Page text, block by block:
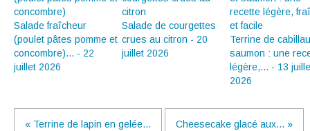
Salade fraîcheur
(poulet pâtes pomme et
concombre)... - 22
juillet 2026
Salade de courgettes
crues au citron - 20
juillet 2026
Terrine de
saumon : une
légère,... - 13
2026
« Terrine de lapin en gelée... Cheesecake glacé aux... »